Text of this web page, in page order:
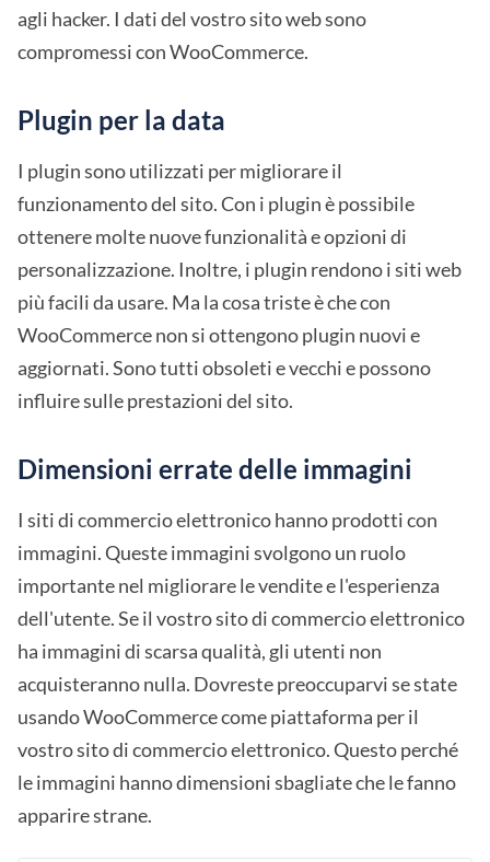
agli hacker. I dati del vostro sito web sono
compromessi con WooCommerce.
Plugin per la data
I plugin sono utilizzati per migliorare il
funzionamento del sito. Con i plugin è possibile
ottenere molte nuove funzionalità e opzioni di
personalizzazione. Inoltre, i plugin rendono i siti web
più facili da usare. Ma la cosa triste è che con
WooCommerce non si ottengono plugin nuovi e
aggiornati. Sono tutti obsoleti e vecchi e possono
influire sulle prestazioni del sito.
Dimensioni errate delle immagini
I siti di commercio elettronico hanno prodotti con
immagini. Queste immagini svolgono un ruolo
importante nel migliorare le vendite e l'esperienza
dell'utente. Se il vostro sito di commercio elettronico
ha immagini di scarsa qualità, gli utenti non
acquisteranno nulla. Dovreste preoccuparvi se state
usando WooCommerce come piattaforma per il
vostro sito di commercio elettronico. Questo perché
le immagini hanno dimensioni sbagliate che le fanno
apparire strane.